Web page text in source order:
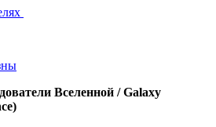
Вселенной / Galaxy